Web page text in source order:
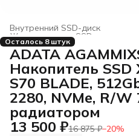
Внутренний SSD-диск
Жесткие диски, SSD и сетевые
Электроника
Главная ›
Осталось 8 штук
ADATA
Накопитель SSD
S70 BLADE,
2280, NVMe, R/W
радиатором
13 500 ₽16 875 ₽−20%